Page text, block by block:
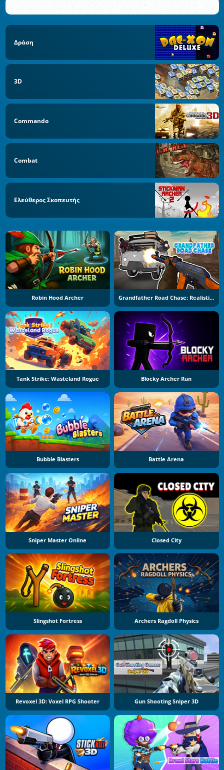
Δράση
3D
Commando
Combat
Ελεύθερος Σκοπευτής
Robin Hood Archer Grandfather Road Chase: Realistic Shooter
Tank Strike: Wasteland Rogue Blocky Archer Run
Bubble Blasters Battle Arena
Sniper Master Online Closed City
Slingshot Fortress Archers Ragdoll Physics
Revoxel 3D: Voxel RPG Shooter Gun Shooting Sniper 3D